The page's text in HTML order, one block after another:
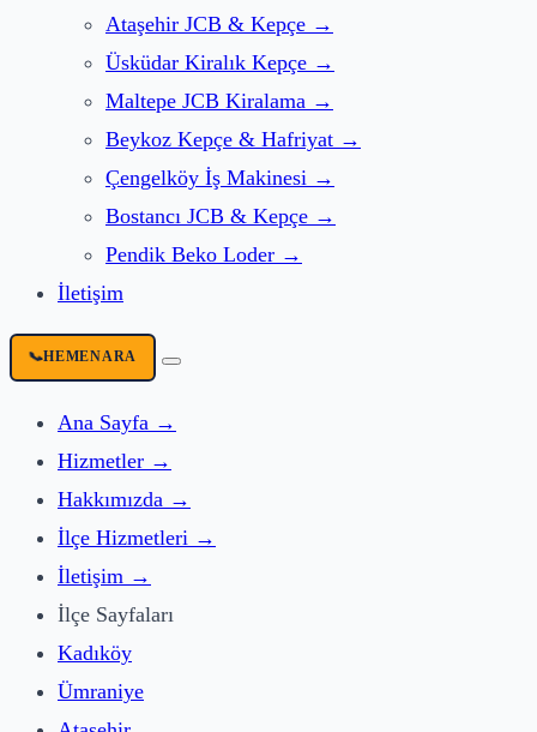
Ataşehir JCB & Kepçe →
Üsküdar Kiralık Kepçe →
Maltepe JCB Kiralama →
Beykoz Kepçe & Hafriyat →
Çengelköy İş Makinesi →
Bostancı JCB & Kepçe →
Pendik Beko Loder →
İletişim
📞HEMENARA
Ana Sayfa →
Hizmetler →
Hakkımızda →
İlçe Hizmetleri →
İletişim →
İlçe Sayfaları
Kadıköy
Ümraniye